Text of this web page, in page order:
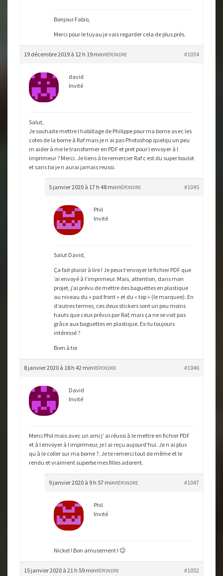
Bonjour Fabio,
Merci pour le tuyau je vais regarder cela de plus près.
19 décembre 2019 à 12 h 19 min #1034
RÉPONDRE
david
Invité
Salut,
Je souhaite mettre l habillage de Philippe pour ma borne avec les
cotes de la borne à Raf mais je n ai pas Photoshop quelqu un peu
m aider à me le transformer en PDF et pret pour l envoyer à l
imprimeur ? Merci. Je tiens à te remercier Raf c est du super boulot
et sans toi je n aurai jamais reussi.
5 janvier 2020 à 17 h 48 min #1045
RÉPONDRE
Phil
Invité
Salut David,
Ça fait plaisir à lire ! Je peux t’envoyer le fichier PDF que
‘ai envoyé à l’imprimeur. Mais, attention, dans mon
projet, j’ai prévu de mettre des baguettes en plastique
au niveau du « pad front » et du « top » (le marquee). En
d’autres termes, ces deux stickers sont un peu moins
hauts que ceux prévus par Raf, mais ça ne se voit pas
grâce aux baguettes en plastique. Es-tu toujours
intéressé ?
Bien à toi
8 janvier 2020 à 18 h 42 min #1046
RÉPONDRE
David
Invité
Merci Phil mais avec un ami j’ ai réussi à le mettre en fichier PDF
et à l envoyer à l imprimeur, je l ai reçu aujourd’hui. Je n ai plus
qu à le coller sur ma borne ?. Je te remerci tout de même et le
rendu et vraiment superbe mes filles adorent.
9 janvier 2020 à 9 h 57 min #1047
RÉPONDRE
Phil
Invité
Nickel ! Bon amusement ! 😉
15 janvier 2020 à 21 h 59 min #1052
RÉPONDRE